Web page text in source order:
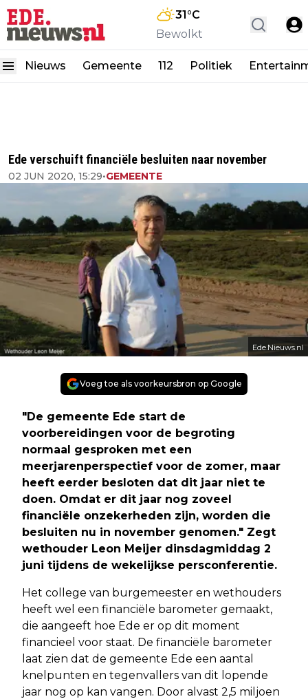
31°C
Bewolkt
Nieuws Gemeente 112 Politiek
Ede verschuift financiële besluiten naar november
02 JUN 2020, 15:29•GEMEENTE
Ede.Nieuws.nl
Voeg toe als voorkeursbron op Google
"De gemeente Ede start de
voorbereidingen voor de begroting
normaal gesproken met een
meerjarenperspectief voor de zomer, maar
heeft eerder besloten dat dit jaar niet te
doen. Omdat er dit jaar nog zoveel
financiële onzekerheden zijn, worden die
besluiten nu in november genomen." Zegt
wethouder Leon Meijer dinsdagmiddag 2
juni tijdens de wekelijkse persconferentie.
Het college van burgemeester en wethouders
heeft wel een financiële barometer gemaakt,
die aangeeft hoe Ede er op dit moment
financieel voor staat. De financiële barometer
laat zien dat de gemeente Ede een aantal
knelpunten en tegenvallers van dit lopende
jaar nog op kan vangen. Door alvast 2,5 miljoen